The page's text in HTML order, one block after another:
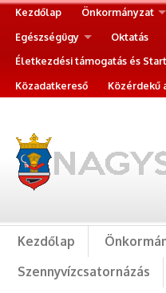
Kezdőlap Önkormányzat
Egészségügy
Oktatás
Életkezdési támogatás és
Közadatkereső
Közérdekű
Kezdőlap
Szennyvízcsatornázás